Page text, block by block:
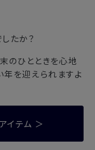
たか？
のひとときを心地
年を迎えられますよ
イテム ＞